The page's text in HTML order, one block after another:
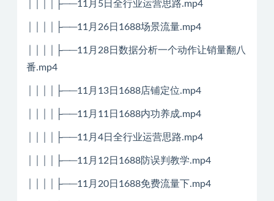
││││├──11月5日全行业运营思路.mp4
││││├──11月26日1688场景流量.mp4
││││├──11月28日数据分析一个动作让销量翻八
番.mp4
││││├──11月13日1688店铺定位.mp4
││││├──11月11日1688内功养成.mp4
││││├──11月4日全行业运营思路.mp4
││││├──11月12日1688防误判教学.mp4
││││├──11月20日1688免费流量下.mp4